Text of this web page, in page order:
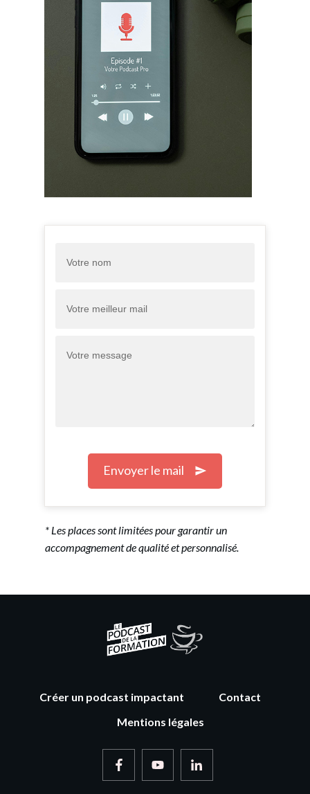
Envoyer le mail
* Les places sont limitées pour garantir un
accompagnement de qualité et personnalisé.
Créer un podcast impactant
Contact
Mentions légales